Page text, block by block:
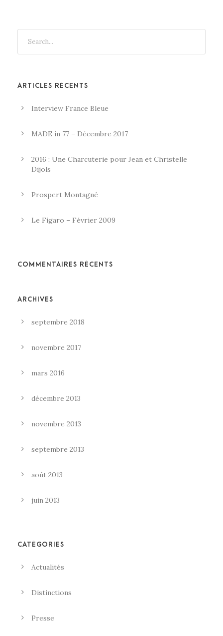
ARTICLES RÉCENTS
Interview France Bleue
MADE in 77 – Décembre 2017
2016 : Une Charcuterie pour Jean et Christelle
Dijols
Prospert Montagné
Le Figaro – Février 2009
COMMENTAIRES RÉCENTS
ARCHIVES
septembre 2018
novembre 2017
mars 2016
décembre 2013
novembre 2013
septembre 2013
août 2013
juin 2013
CATÉGORIES
Actualités
Distinctions
Presse